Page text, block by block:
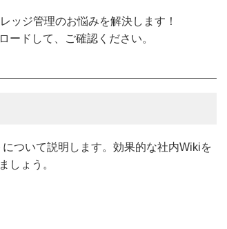
ッジ管理のお悩みを解決します！
ードして、ご確認ください。
ついて説明します。効果的な社内Wikiを
しょう。